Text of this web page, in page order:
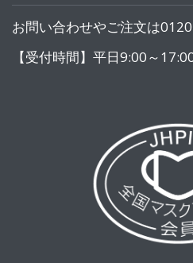
お問い合わせやご注文は
【受付時間】平日9:00～